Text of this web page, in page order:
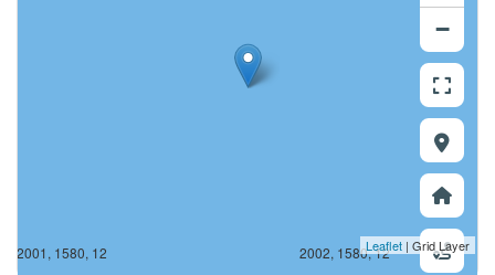
2001, 1580, 12 2002, 1580, 12
−
Leaflet | Grid Layer